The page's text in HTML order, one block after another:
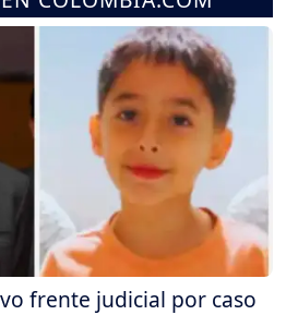
frente judicial por caso